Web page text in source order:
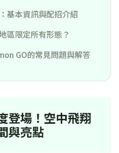
基本資訊與配招介紹
區限定所有形態？
GO的常見問題與解答
登場！空中飛翔
與亮點